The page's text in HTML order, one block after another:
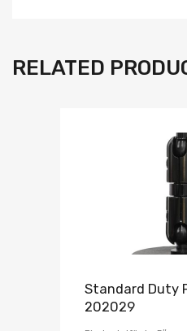
RELATED
Standard Duty
202029